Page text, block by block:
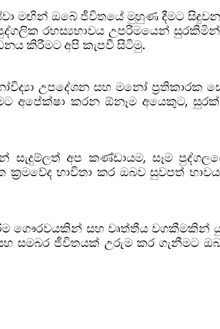
මඟින් ඔබේ ජීවිතයේ මුහුණ දීමට
රහස්‍යභාවය උපරිමයෙන්
කිරීමට අපි කැපවී සිටිමු.
උපදේශන සහ මනෝ ප්‍රතිකාරක
අපේක්ෂා කරන ඕනෑම අයෙකුට,
සැදුම්ලත් අප කණ්ඩායම, සෑම
භාවිතා කර ඔබව සුවපත්
ගෞරවයකින් සහ වෘත්තීය වගකීමකින්
සමබර ජීවිතයක් උරුම කර ගැනීමට